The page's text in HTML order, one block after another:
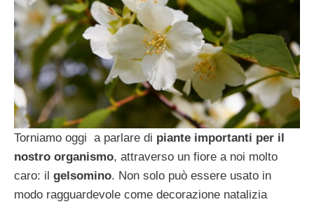
Torniamo oggi a parlare di piante importanti per il
nostro organismo, attraverso un fiore a noi molto
caro: il gelsomino. Non solo può essere usato in
modo ragguardevole come decorazione natalizia